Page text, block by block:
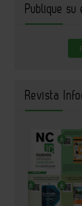
Publique su
Revista